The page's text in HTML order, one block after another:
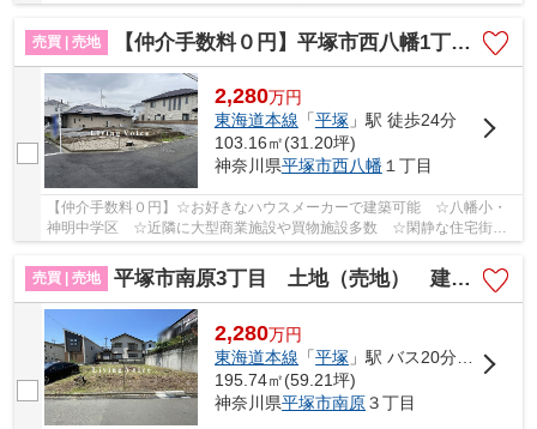
☆経済的な都市ガス設備 ☆閑静な住宅街♪ 【平塚...
売買 | 売地
【仲介手数料０円】平塚市西八幡1丁目 土地（売地） 建築条件なし 全3区画
2,280万円
東海道本線 「平塚 」駅 徒歩24分
103.16㎡(31.20坪)
神奈川県平塚市西八幡１丁目
【仲介手数料０円】☆お好きなハウスメーカーで建築可能 ☆八幡小・
神明中学区 ☆近隣に大型商業施設や買物施設多数 ☆閑静な住宅街
☆経済的な都市ガス設備♪ 【平塚市の土地（売地）の...
売買 | 売地
平塚市南原3丁目 土地（売地） 建築条件なし
2,280万円
東海道本線 「平塚 」駅 バス20分 「南原土手」 停歩5分
195.74㎡(59.21坪)
神奈川県平塚市南原３丁目